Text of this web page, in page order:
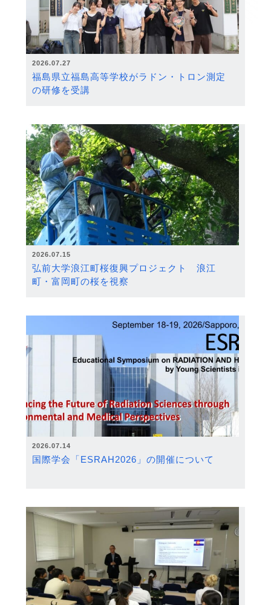
2026.07.27
福島県立福島高等学校がラドン・トロン測定
の研修を受講
2026.07.15
弘前大学浪江町桜復興プロジェクト 浪江
町・富岡町の桜を視察
2026.07.14
国際学会「ESRAH2026」の開催について